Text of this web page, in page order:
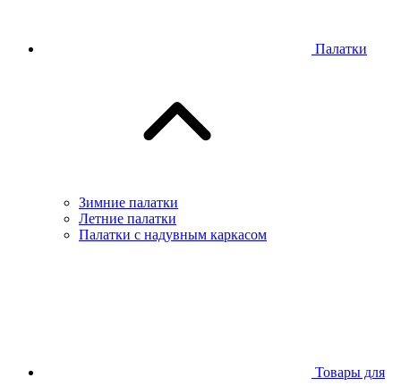
Палатки
Зимние палатки
Летние палатки
Палатки с надувным каркасом
Товары для